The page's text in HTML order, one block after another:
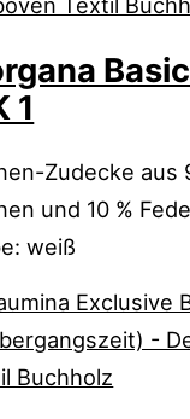
1
Zudecke aus
und 10 %
weiß